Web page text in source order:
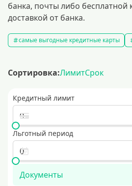
банка, почты либо бесплатной
доставкой от банка.
самые выгодные кредитные карты
Сортировка:ЛимитСрок
Кредитный лимит
Льготный период
Документы